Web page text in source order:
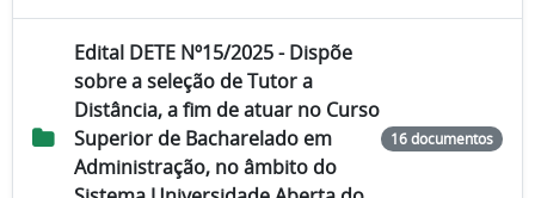
Edital DETE Nº15/2025 - Dispõe
sobre a seleção de Tutor a
Distância, a fim de atuar no Curso
Superior de Bacharelado em
Administração, no âmbito do
16 documentos